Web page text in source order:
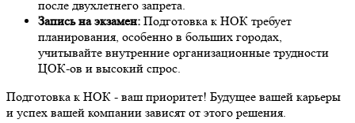
после двухлетнего запрета.
Запись на экзамен: Подготовка к НОК требует
планирования, особенно в больших городах,
учитывайте внутренние организационные трудности
ЦОК-ов и высокий спрос.
Подготовка к НОК - ваш приоритет! Будущее вашей карьеры
и успех вашей компании зависят от этого решения.